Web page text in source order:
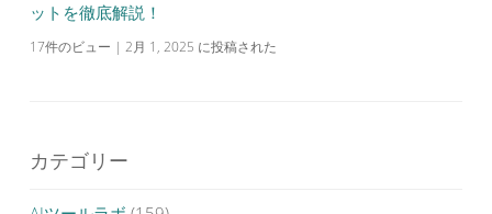
ットを徹底解説！
17件のビュー | 2月 1, 2025 に投稿された
カテゴリー